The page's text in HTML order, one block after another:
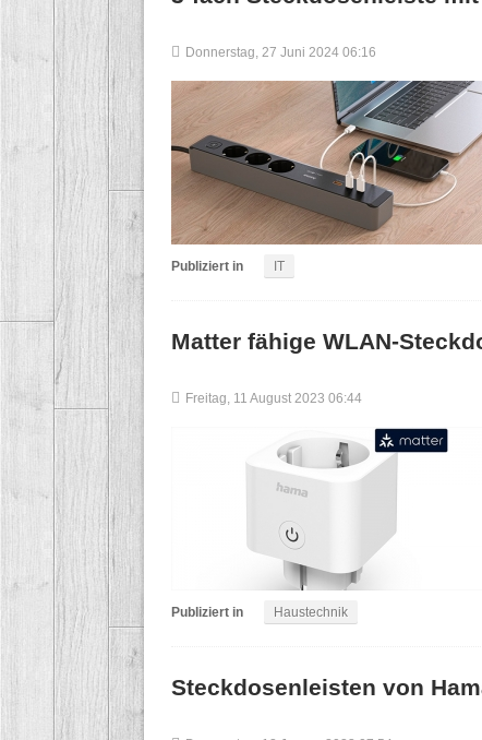
Donnerstag, 27 Juni 2024 06:16
Publiziert in IT
Matter fähige WLAN-
Freitag, 11 August 2023 06:44
Publiziert in Haustechnik
Steckdosenleisten von